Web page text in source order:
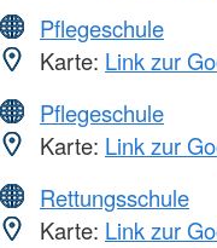
Pflegeschule
Karte: Link zur
Pflegeschule
Karte: Link zur
Rettungsschule
Karte: Link zur